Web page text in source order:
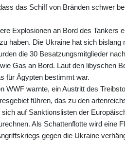
das Schiff von Bränden schwer
Explosionen an Bord des Tankers
haben. Die Ukraine hat sich bislang
die 30 Besatzungsmitglieder
Gas an Bord. Laut den libyschen
für Ägypten bestimmt war.
WWF warnte, ein Austritt des
führen, das zu den
auf Sanktionslisten der
Als Schattenflotte wird eine
gegen die Ukraine